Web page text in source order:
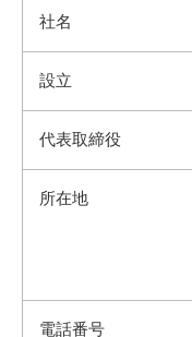
社名
設立
代表取締役
所在地
電話番号